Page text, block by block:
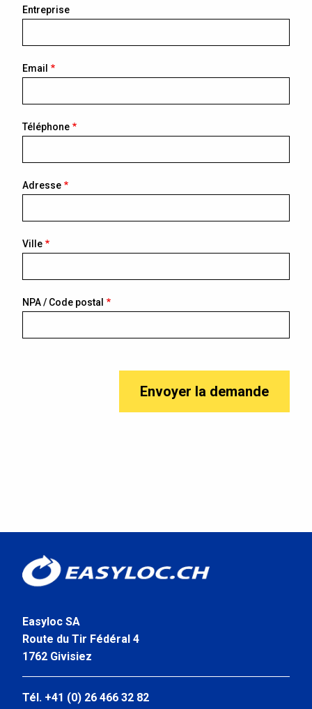
Entreprise
Email
Téléphone
Adresse
Ville
NPA / Code postal
Easyloc SA
Route du Tir Fédéral 4
1762 Givisiez
Tél. +41 (0) 26 466 32 82